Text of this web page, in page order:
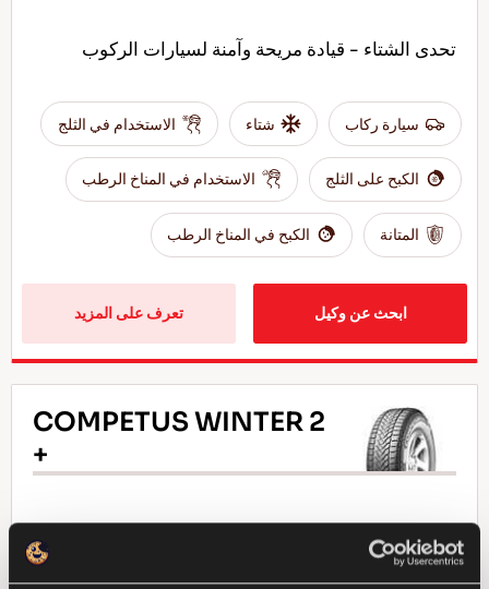
تحدى الشتاء - قيادة مريحة وآمنة لسيارات الركوب
سيارة ركاب شتاء الاستخدام في الثلج
الكبح على الثلج الاستخدام في المناخ الرطب
المتانة الكبح في المناخ الرطب
ابحث عن وكيل تعرف على المزيد
COMPETUS WINTER 2
+
تحدى الشتاء - قيادة آمنة لسيارات الدفع الرباعي